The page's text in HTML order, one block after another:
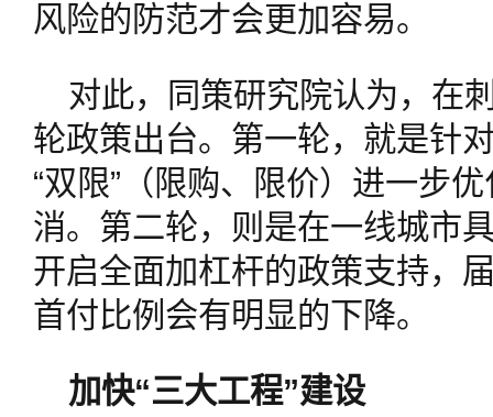
风险的防范才会更加容易。
对此，同策研究院认为，在
轮政策出台。第一轮，就是针
“双限”（限购、限价）进一步
消。第二轮，则是在一线城市
开启全面加杠杆的政策支持，
首付比例会有明显的下降。
加快“三大工程”建设